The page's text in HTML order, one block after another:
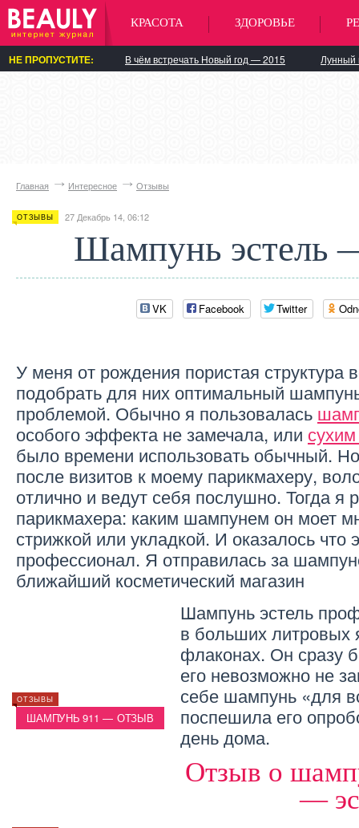
КРАСОТА ЗДОРОВЬЕ
НЕ ПРОПУСТИТЕ: В чём встречать Новый год — 2015 Лунный
Главная Интересное Отзывы
ОТЗЫВЫ 27 Декабрь 14, 06:12
Шампунь эстель
VK Facebook Twitter
У меня от рождения пористая структура
подобрать для них оптимальный
проблемой. Обычно я пользовалась
особого эффекта не замечала, или
было времени использовать обычный.
после визитов к моему парикмахеру,
отлично и ведут себя послушно. Тогда я
парикмахера: каким шампунем он моет
стрижкой или укладкой. И оказалось что
профессионал. Я отправилась за
ближайший косметический магазин
ОТЗЫВЫ
ШАМПУНЬ 911 — ОТЗЫВ
ВОЛОСЫ
ШАМПУНЬ ПАНТИН
(ОТЗЫВЫ)
ОТЗЫВЫ
Шампунь эстель
в больших литровых
флаконах. Он сразу
его невозможно не
себе шампунь «для
поспешила его
день дома.
Отзыв о
—